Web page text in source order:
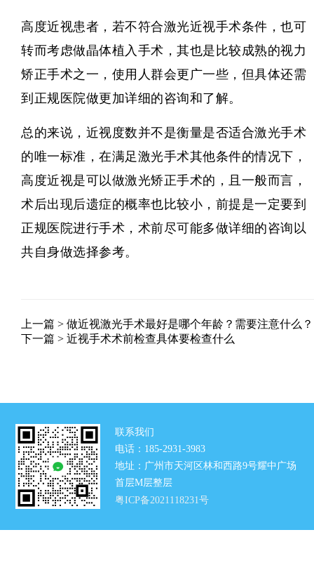
高度近视患者，若不符合激光近视手术条件，也可
转而考虑做晶体植入手术，其也是比较成熟的视力
矫正手术之一，使用人群会更广一些，但具体还需
到正规医院做更加详细的咨询和了解。
总的来说，近视度数并不是衡量是否适合激光手术
的唯一标准，在满足激光手术其他条件的情况下，
高度近视是可以做激光矫正手术的，且一般而言，
术后出现后遗症的概率也比较小，前提是一定要到
正规医院进行手术，术前尽可能多做详细的咨询以
共自身做选择参考。
上一篇 > 做近视激光手术最好是哪个年龄？需要注意什么？
下一篇 > 近视手术术前检查具体要检查什么
联系我们
电话：185-2931-3983
地址：广州市天河区林和西路9号耀中广场
首层M层整层
粤ICP备2021118231号